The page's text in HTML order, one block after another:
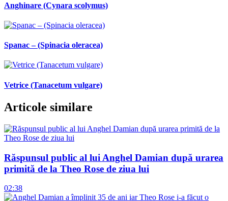
Anghinare (Cynara scolymus)
Spanac – (Spinacia oleracea)
Vetrice (Tanacetum vulgare)
Articole similare
Răspunsul public al lui Anghel Damian după urarea
primită de la Theo Rose de ziua lui
02:38